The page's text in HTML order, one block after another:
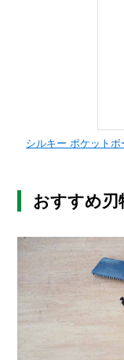
シルキー ポケット
おすすめ刃